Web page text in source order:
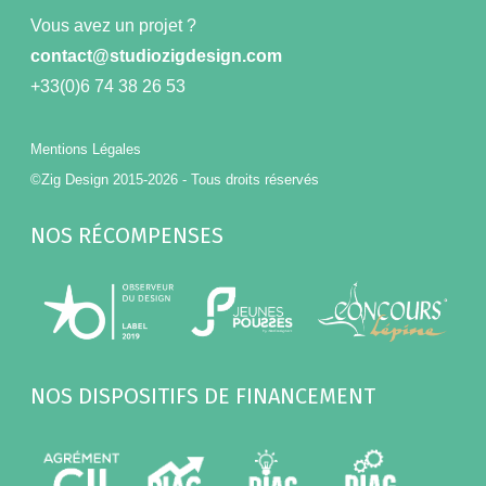
Vous avez un projet ?
contact@studiozigdesign.com
+33(0)6 74 38 26 53
Mentions Légales
©Zig Design 2015-2026 - Tous droits réservés
NOS RÉCOMPENSES
NOS DISPOSITIFS DE FINANCEMENT